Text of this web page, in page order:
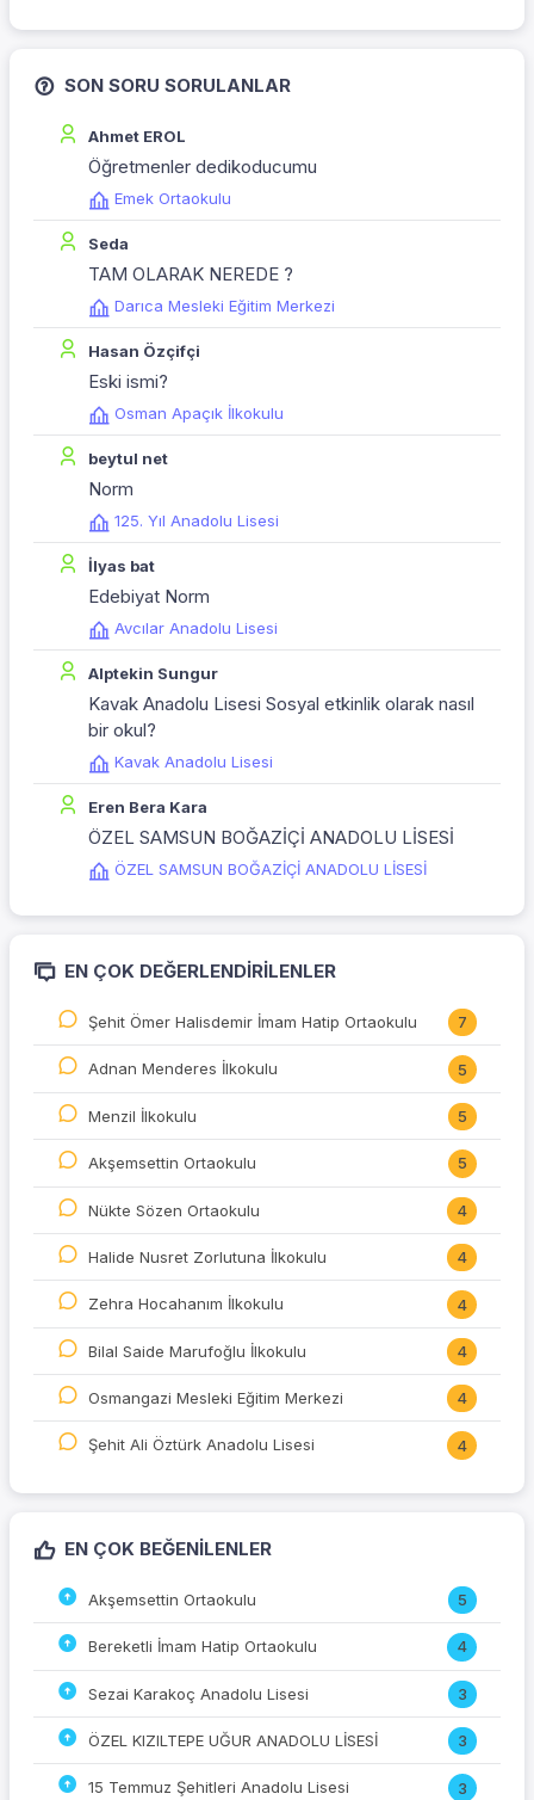
SON SORU SORULANLAR
Ahmet EROL
Öğretmenler dedikoducumu
Emek Ortaokulu
Seda
TAM OLARAK NEREDE ?
Darıca Mesleki Eğitim Merkezi
Hasan Özçifçi
Eski ismi?
Osman Apaçık İlkokulu
beytul net
Norm
125. Yıl Anadolu Lisesi
İlyas bat
Edebiyat Norm
Avcılar Anadolu Lisesi
Alptekin Sungur
Kavak Anadolu Lisesi Sosyal etkinlik olarak nasıl
bir okul?
Kavak Anadolu Lisesi
Eren Bera Kara
ÖZEL SAMSUN BOĞAZİÇİ ANADOLU LİSESİ
ÖZEL SAMSUN BOĞAZİÇİ ANADOLU LİSESİ
EN ÇOK DEĞERLENDIRILENLER
Şehit Ömer Halisdemir İmam Hatip Ortaokulu 7
Adnan Menderes İlkokulu 5
Menzil İlkokulu 5
Akşemsettin Ortaokulu 5
Nükte Sözen Ortaokulu 4
Halide Nusret Zorlutuna İlkokulu 4
Zehra Hocahanım İlkokulu 4
Bilal Saide Marufoğlu İlkokulu 4
Osmangazi Mesleki Eğitim Merkezi 4
Şehit Ali Öztürk Anadolu Lisesi 4
EN ÇOK BEĞENILENLER
Akşemsettin Ortaokulu 5
Bereketli İmam Hatip Ortaokulu 4
Sezai Karakoç Anadolu Lisesi 3
ÖZEL KIZILTEPE UĞUR ANADOLU LİSESİ 3
15 Temmuz Şehitleri Anadolu Lisesi 3